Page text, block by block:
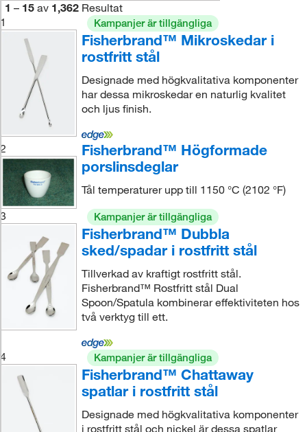
1 – 15 av 1,362 Resultat
1
Kampanjer är tillgängliga
Fisherbrand™ Mikroskedar i
rostfritt stål
Designade med högkvalitativa komponenter
har dessa mikroskedar en naturlig kvalitet
och ljus finish.
2
Fisherbrand™ Högformade
porslinsdeglar
Tål temperaturer upp till 1150 °C (2102 °F)
3
Kampanjer är tillgängliga
Fisherbrand™ Dubbla
sked/spadar i rostfritt stål
Tillverkad av kraftigt rostfritt stål.
Fisherbrand™ Rostfritt stål Dual
Spoon/Spatula kombinerar effektiviteten hos
två verktyg till ett.
4 Kampanjer är tillgängliga
Fisherbrand™ Chattaway
spatlar i rostfritt stål
Designade med högkvalitativa komponenter
i rostfritt stål och nickel är dessa spatlar